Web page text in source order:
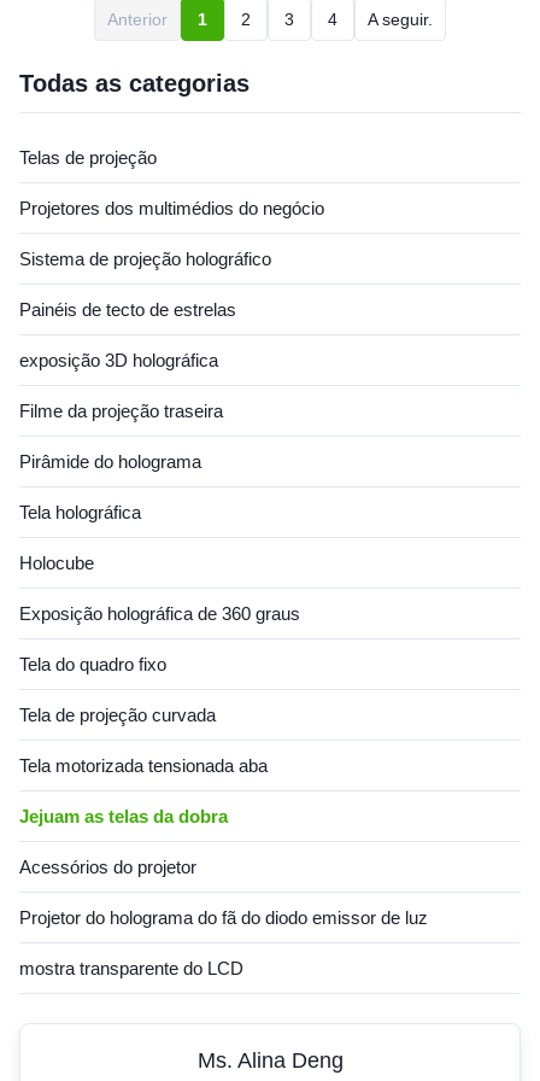
screen material to ensure the
screen surface perfect flat. Its
design makes the ...
rear screen material to ensure
the screen surface perfect
Anterior 1 2 3 4 A seguir.
Todas as categorias
Telas de projeção
Projetores dos multimédios do negócio
Sistema de projeção holográfico
Painéis de tecto de estrelas
exposição 3D holográfica
Filme da projeção traseira
Pirâmide do holograma
Tela holográfica
Holocube
Exposição holográfica de 360 graus
Tela do quadro fixo
Tela de projeção curvada
Tela motorizada tensionada aba
Jejuam as telas da dobra
Acessórios do projetor
Projetor do holograma do fã do diodo emissor de luz
mostra transparente do LCD
Ms. Alina Deng